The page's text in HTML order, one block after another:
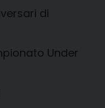
di
Under